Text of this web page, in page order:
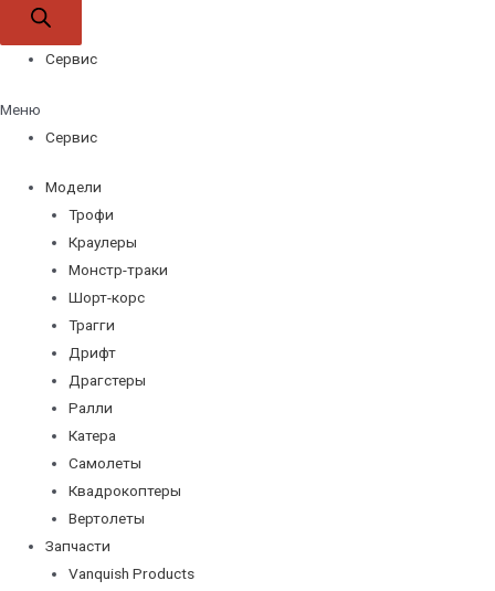
Сервис
Меню
Сервис
Модели
Трофи
Краулеры
Монстр-траки
Шорт-корс
Трагги
Дрифт
Драгстеры
Ралли
Катера
Самолеты
Квадрокоптеры
Вертолеты
Запчасти
Vanquish Products